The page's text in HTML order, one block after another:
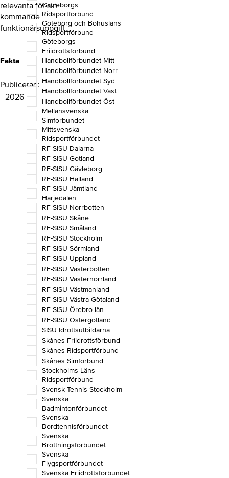
relevanta för sin
kommande
funktionärsuppgift.
Fakta
Publicerad
2026
Gävleborgs
Ridsportförbund
Göteborg och Bohusläns
Ridsportförbund
Göteborgs
Friidrottsförbund
Handbollförbundet Mitt
Handbollförbundet Norr
Handbollförbundet Syd
Handbollförbundet Väst
Handbollförbundet Öst
Mellansvenska
Simförbundet
Mittsvenska
Ridsportförbundet
RF-SISU Dalarna
RF-SISU Gotland
RF-SISU Gävleborg
RF-SISU Halland
RF-SISU Jämtland-
Härjedalen
RF-SISU Norrbotten
RF-SISU Skåne
RF-SISU Småland
RF-SISU Stockholm
RF-SISU Sörmland
RF-SISU Uppland
RF-SISU Västerbotten
RF-SISU Västernorrland
RF-SISU Västmanland
RF-SISU Västra Götaland
RF-SISU Örebro län
RF-SISU Östergötland
SISU Idrottsutbildarna
Skånes Friidrottsförbund
Skånes Ridsportförbund
Skånes Simförbund
Stockholms Läns
Ridsportförbund
Svensk Tennis Stockholm
Svenska
Badmintonförbundet
Svenska
Bordtennisförbundet
Svenska
Brottningsförbundet
Svenska
Flygsportförbundet
Svenska Friidrottsförbundet